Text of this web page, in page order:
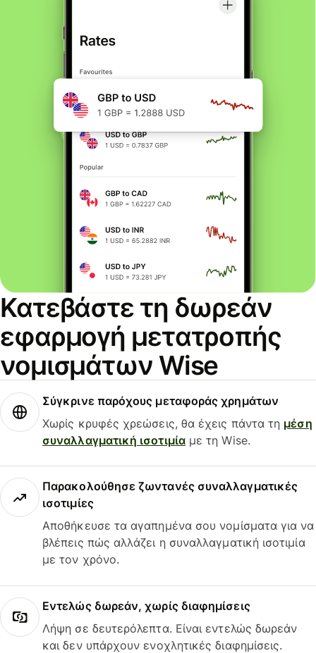
Κατεβάστε τη δωρεάν
εφαρμογή μετατροπής
νομισμάτων Wise
Σύγκρινε παρόχους μεταφοράς χρημάτων
Χωρίς κρυφές χρεώσεις, θα έχεις πάντα τη μέση
συναλλαγματική ισοτιμίαμε τη Wise.
Παρακολούθησε ζωντανές συναλλαγματικές
ισοτιμίες
Αποθήκευσε τα αγαπημένα σου νομίσματα για να
βλέπεις πώς αλλάζει η συναλλαγματική ισοτιμία
με τον χρόνο.
Εντελώς δωρεάν, χωρίς διαφημίσεις
Λήψη σε δευτερόλεπτα. Είναι εντελώς δωρεάν
και δεν υπάρχουν ενοχλητικές διαφημίσεις.